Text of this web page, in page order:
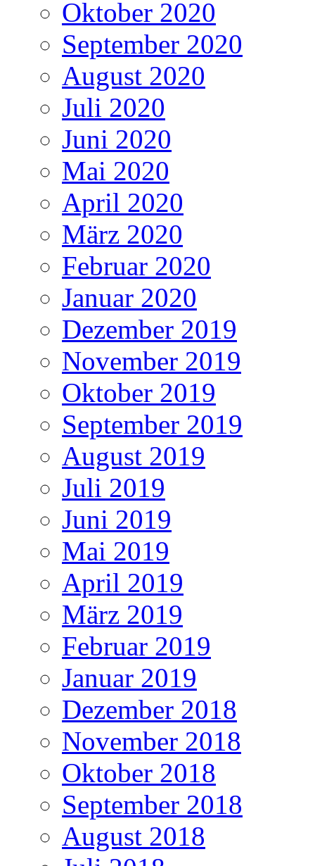
Oktober 2020
September 2020
August 2020
Juli 2020
Juni 2020
Mai 2020
April 2020
März 2020
Februar 2020
Januar 2020
Dezember 2019
November 2019
Oktober 2019
September 2019
August 2019
Juli 2019
Juni 2019
Mai 2019
April 2019
März 2019
Februar 2019
Januar 2019
Dezember 2018
November 2018
Oktober 2018
September 2018
August 2018